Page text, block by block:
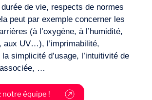
suffisant malgré cette
? Quels partenaires pour le
l’intégration de ces matériaux
?
tout en maintenant un niveau de
équivalent ? Quelles
structurelles dans le design
durable intégrer ? Avec
optimiser le design du
?
la stabilité du produit
de recharge ou de
? Quels équipements et
recharge mettre en place pour
durable ?
de vie, respects de normes
peut par exemple concerner les
(à l’oxygène, à l’humidité,
aux UV…), l’imprimabilité,
la simplicité d’usage, l’intuitivité de
…
notre équipe !